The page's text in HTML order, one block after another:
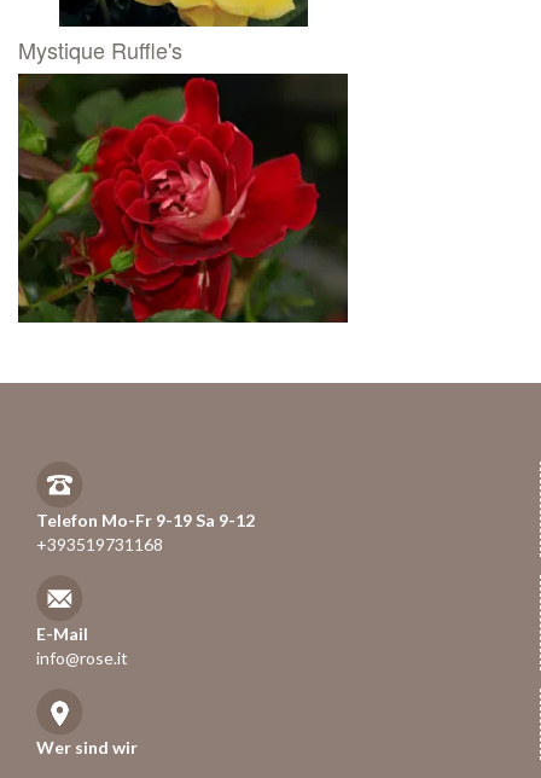
Mystique Ruffle's
Telefon Mo-Fr 9-19 Sa 9-12
+393519731168
E-Mail
info@rose.it
Wer sind wir